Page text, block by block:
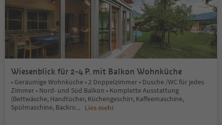
Wiesenblick für 2-4 P. mit Balkon Wohnküche
• Geräumige Wohnküche • 2 Doppelzimmer • Dusche /WC für jedes
Zimmer • Nord- und Süd Balkon • Komplette Ausstattung
(Bettwäsche, Handtücher, Küchengeschirr, Kaffeemaschine,
Spülmaschine, Backro... Lies mehr